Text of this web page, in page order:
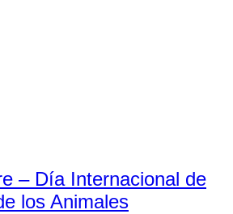
– Día Internacional de
los Animales